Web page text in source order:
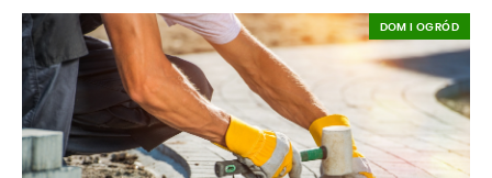
DOM I OGRÓD